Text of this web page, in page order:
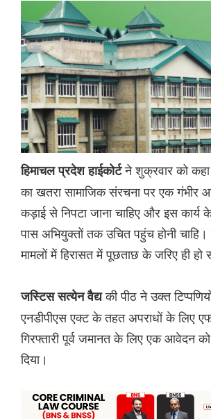
हिमाचल प्रदेश हाईकोर्टने शुक्रवार को
का खतरा सामाजिक संरचना पर एक
कड़ाई से निपटा जाना चा‌हिए और इस
पास अभियुक्तों तक उचित पहुंच होनी
मामलों में हिरासत में पूछताछ के जर‌िए ही हो
जस्टिस सत्येन वैद्यकी पीठ ने उक्त
एनडीपीएस एक्ट के तहत अपराधों के लिए
गिरफ्तारी पूर्व जमानत के लिए एक आवेदन
दिया।